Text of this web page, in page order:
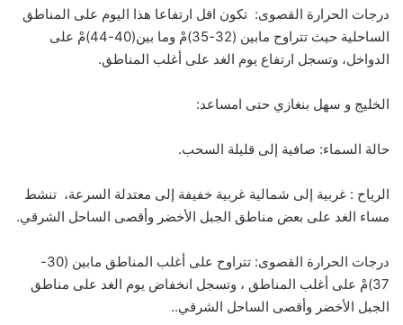
درجات الحرارة القصوى: تكون اقل ارتفاعا هذا اليوم على المناطق
الساحلية حيث تتراوح مابين (32-35)مْ وما بين(40-44)مْ على
الدواخل، وتسجل ارتفاع يوم الغد على أغلب المناطق.
الخليج و سهل بنغازي حتى امساعد:
حالة السماء: صافية إلى قليلة السحب.
الرياح : غربية إلى شمالية غربية خفيفة إلى معتدلة السرعة، تنشط
مساء الغد على بعض مناطق الجبل الأخضر وأقصى الساحل الشرقي.
درجات الحرارة القصوى: تتراوح على أغلب المناطق مابين (30-
37)مْ على أغلب المناطق ، وتسجل انخفاض يوم الغد على مناطق
الجبل الأخضر وأقصى الساحل الشرقي..